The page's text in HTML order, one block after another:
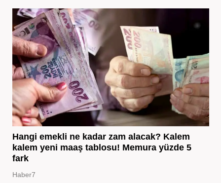
Hangi emekli ne kadar zam alacak? Kalem
kalem yeni maaş tablosu! Memura yüzde 5
fark
Haber7